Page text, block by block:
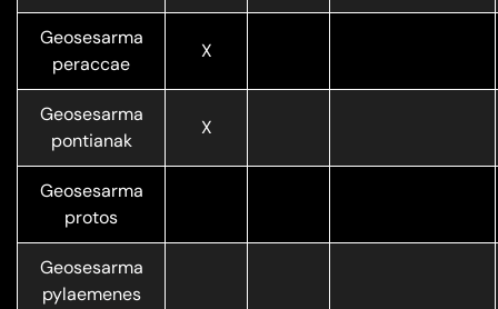
Geosesarma
peraccae
X
Geosesarma
pontianak
X
Geosesarma
protos
Geosesarma
pylaemenes